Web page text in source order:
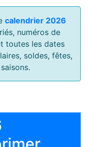
calendrier 2026
numéros de
toutes les dates
soldes, fêtes,